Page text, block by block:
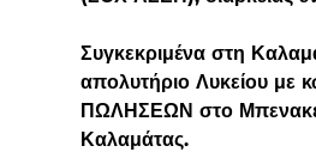
Συγκεκριμένα στη
απολυτήριο Λυκείου με
ΠΩΛΗΣΕΩΝ στο
Καλαμάτας.